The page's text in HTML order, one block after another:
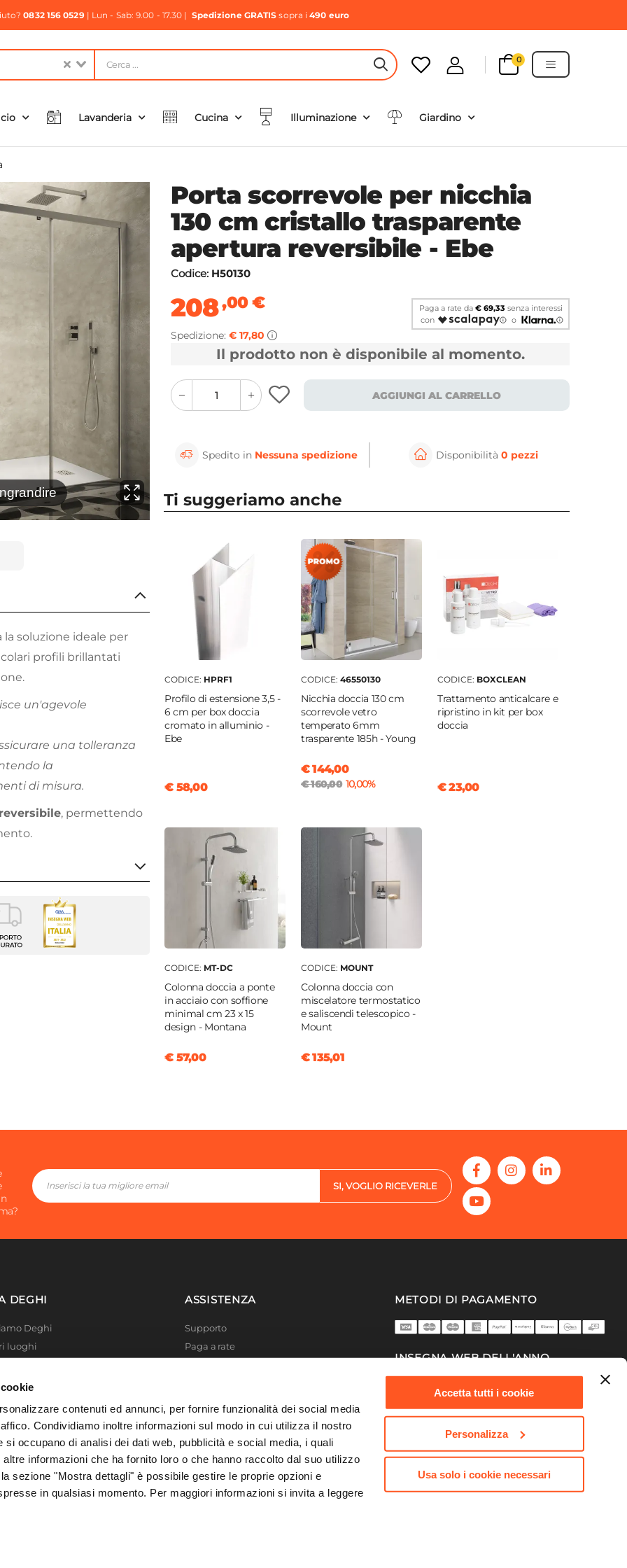
contenuti ed annunci, per fornire funzionalità dei social media
Condividiamo inoltre informazioni sul modo in cui utilizza il nostro
si occupano di analisi dei dati web, pubblicità e social media, i quali
informazioni che ha fornito loro o che hanno raccolto dal suo utilizzo
sezione "Mostra dettagli" è possibile gestire le proprie opzioni e
in qualsiasi momento. Per maggiori informazioni si invita a leggere
Accetta tutti i cookie
Personalizza
Usa solo i cookie necessari
0832 156 0529| Lun - Sab: 9.00 - 17.30 | Spedizione GRATIS sopra i490 euro
HEADER SEARCH BUTTON
0
Lavanderia Cucina Illuminazione Giardino
⚲ Clicca per ingrandire
la soluzione ideale per
profili brillantati
un'agevole
una tolleranza
la
di misura.
reversibile, permettendo
temperato
Porta scorrevole per nicchia
130 cm cristallo trasparente
apertura reversibile - Ebe
Codice: H50130
208,00€
Spedizione: € 17,80
Paga a rate da € 69,33 senza interessi
con
o
Il prodotto non è disponibile al momento.
quantity
button
quantity
minus
button
AGGIUNGI AL CARRELLO
Spedito in Nessuna spedizione Disponibilità 0 pezzi
Ti suggeriamo anche
CODICE: HPRF1
Profilo di estensione 3,5 -
6 cm per box doccia
cromato in alluminio -
Ebe
€ 58,00
CODICE: 46550130
Nicchia doccia 130 cm
scorrevole vetro
temperato 6mm
trasparente 185h - Young
€ 144,00
€ 160,00 10,00%
CODICE: BOXCLEAN
Trattamento anticalcare e
ripristino in kit per box
doccia
€ 23,00
CODICE: MT-DC
Colonna doccia a ponte
in acciaio con soffione
minimal cm 23 x 15
design - Montana
€ 57,00
CODICE: MOUNT
Colonna doccia con
miscelatore termostatico
e saliscendi telescopico -
Mount
€ 135,01
SI, VOGLIO RICEVERLE
DEGHI
Deghi
luoghi
produzione
Solidale
Academy
ASSISTENZA
Supporto
Paga a rate
Privacy Policy
Cookie policy
METODI DI PAGAMENTO
INSEGNA WEB DELL'ANNO